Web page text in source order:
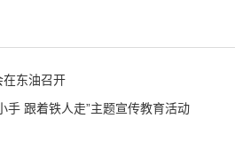
在东油召开
手 跟着铁人走”主题宣传教育活动